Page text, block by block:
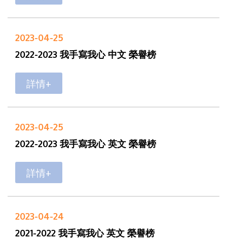
2023-04-25
2022-2023 我手寫我心 中文 榮譽榜
詳情+
2023-04-25
2022-2023 我手寫我心 英文 榮譽榜
詳情+
2023-04-24
2021-2022 我手寫我心 英文 榮譽榜